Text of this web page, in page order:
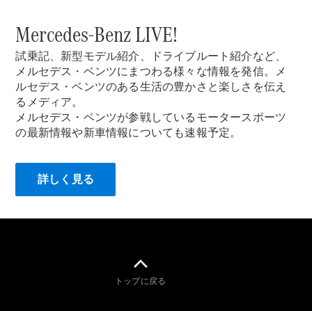
All
Cabriolet/Roadster
Cabriolet
Mercedes-
Mercedes-
Mercedes-Benz LIVE!
試乗記、新型モデル紹介、ドライブルート紹介など、
メルセデス・ベンツにまつわる様々な情報を発信。メ
ルセデス・ベンツのある生活の豊かさと楽しさを伝え
るメディア。
メルセデス・ベンツが参戦しているモータースポーツ
の最新情報や新車情報についても速報予定。
詳しく見る
トップに戻る